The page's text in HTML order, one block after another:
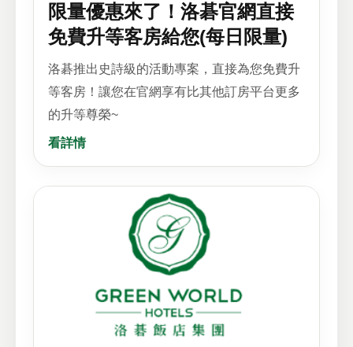
限量優惠來了！洛碁官網直接
免費升等客房給您(每日限量)
洛碁推出史詩級的活動專案，直接為您免費升
等客房！讓您在官網享有比其他訂房平台更多
的升等尊榮~
看詳情